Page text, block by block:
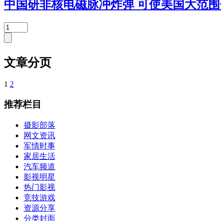
中国研非核电磁脉冲炸弹 可使美国大范
文章分页
1 2
推荐栏目
摄影部落
网文资讯
军情时事
家居生活
汽车频道
影视明星
热门影视
竞技游戏
资源分享
分类封面